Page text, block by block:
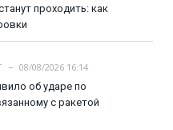
проходить: как
08/08/2026 16:14
об ударе по
с ракетой